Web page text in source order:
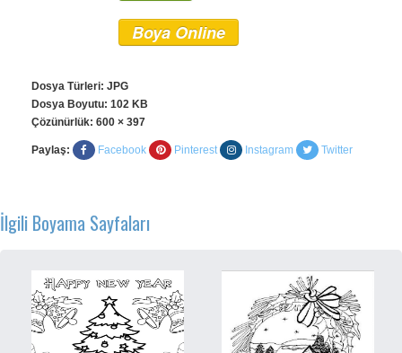
Boya Online
Dosya Türleri: JPG
Dosya Boyutu: 102 KB
Çözünürlük: 600 × 397
Paylaş: Facebook Pinterest Instagram Twitter
İlgili Boyama Sayfaları